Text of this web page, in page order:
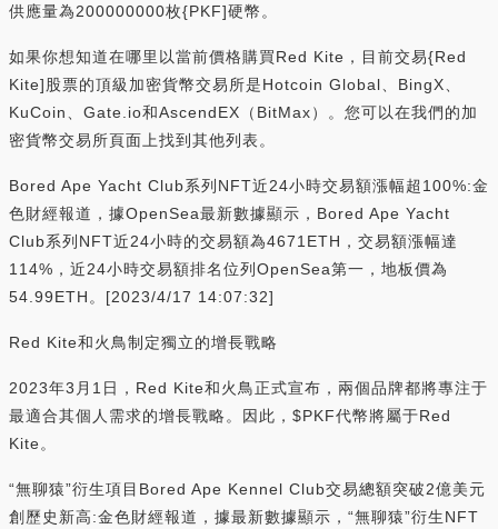
供應量為200000000枚{PKF]硬幣。
如果你想知道在哪里以當前價格購買Red Kite，目前交易{Red
Kite]股票的頂級加密貨幣交易所是Hotcoin Global、BingX、
KuCoin、Gate.io和AscendEX（BitMax）。您可以在我們的加
密貨幣交易所頁面上找到其他列表。
Bored Ape Yacht Club系列NFT近24小時交易額漲幅超100%:金
色財經報道，據OpenSea最新數據顯示，Bored Ape Yacht
Club系列NFT近24小時的交易額為4671ETH，交易額漲幅達
114%，近24小時交易額排名位列OpenSea第一，地板價為
54.99ETH。[2023/4/17 14:07:32]
Red Kite和火鳥制定獨立的增長戰略
2023年3月1日，Red Kite和火鳥正式宣布，兩個品牌都將專注于
最適合其個人需求的增長戰略。因此，$PKF代幣將屬于Red
Kite。
“無聊猿”衍生項目Bored Ape Kennel Club交易總額突破2億美元
創歷史新高:金色財經報道，據最新數據顯示，“無聊猿”衍生NFT